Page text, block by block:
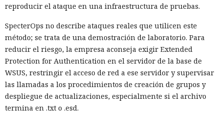
reproducir el ataque en una infraestructura de pruebas.
SpecterOps no describe ataques reales que utilicen este
método; se trata de una demostración de laboratorio. Para
reducir el riesgo, la empresa aconseja exigir Extended
Protection for Authentication en el servidor de la base de
WSUS, restringir el acceso de red a ese servidor y supervisar
las llamadas a los procedimientos de creación de grupos y
despliegue de actualizaciones, especialmente si el archivo
termina en .txt o .esd.